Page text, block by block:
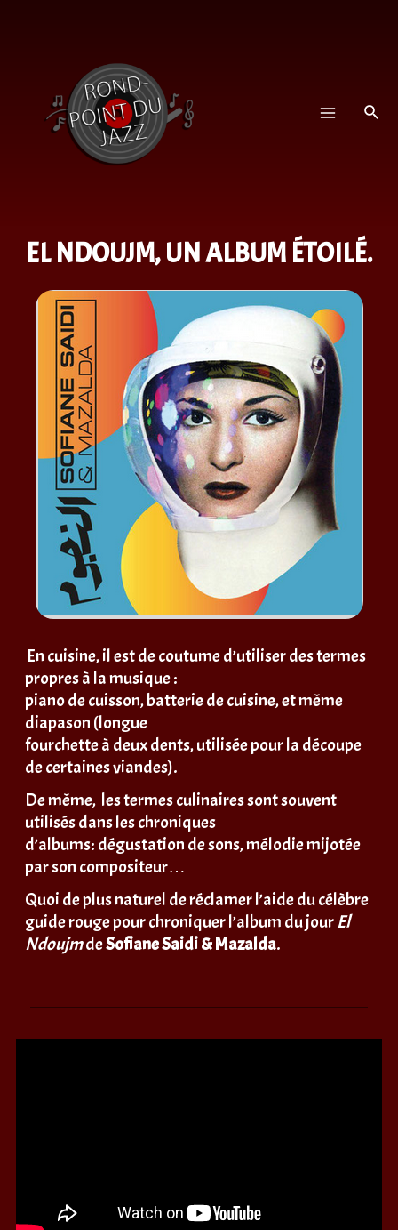
EL NDOUJM, UN ALBUM ÉTOILÉ.
En cuisine, il est de coutume d’utiliser des termes
propres à la musique :
piano de cuisson, batterie de cuisine, et même
diapason (longue
fourchette à deux dents, utilisée pour la découpe
de certaines viandes).
De même, les termes culinaires sont souvent
utilisés dans les chroniques
d’albums: dégustation de sons, mélodie mijotée
par son compositeur…
Quoi de plus naturel de réclamer l’aide du célèbre
guide rouge pour chroniquer l’album du jourEl
NdoujmdeSofiane Saidi & Mazalda.